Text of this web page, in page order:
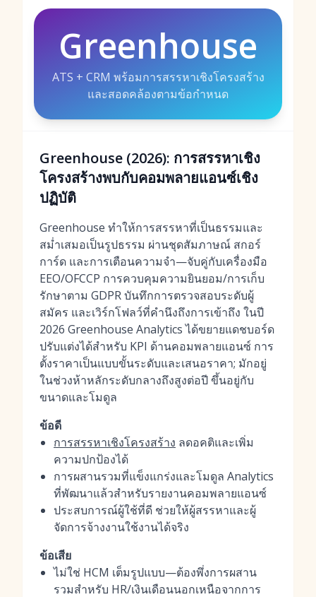
Greenhouse
ATS + CRM พร้อมการสรรหาเชิงโครงสร้าง
และสอดคล้องตามข้อกำหนด
Greenhouse (2026): การสรรหาเชิง
โครงสร้างพบกับคอมพลายแอนซ์เชิง
ปฏิบัติ
Greenhouse ทำให้การสรรหาที่เป็นธรรมและ
สม่ำเสมอเป็นรูปธรรม ผ่านชุดสัมภาษณ์ สกอร์
การ์ด และการเตือนความจำ—จับคู่กับเครื่องมือ
EEO/OFCCP การควบคุมความยินยอม/การเก็บ
รักษาตาม GDPR บันทึกการตรวจสอบระดับผู้
สมัคร และเวิร์กโฟลว์ที่คำนึงถึงการเข้าถึง ในปี
2026 Greenhouse Analytics ได้ขยายแดชบอร์ด
ปรับแต่งได้สำหรับ KPI ด้านคอมพลายแอนซ์ การ
ตั้งราคาเป็นแบบขั้นระดับและเสนอราคา; มักอยู่
ในช่วงห้าหลักระดับกลางถึงสูงต่อปี ขึ้นอยู่กับ
ขนาดและโมดูล
ข้อดี
การสรรหาเชิงโครงสร้าง ลดอคติและเพิ่ม
ความปกป้องได้
การผสานรวมที่แข็งแกร่งและโมดูล Analytics
ที่พัฒนาแล้วสำหรับรายงานคอมพลายแอนซ์
ประสบการณ์ผู้ใช้ที่ดี ช่วยให้ผู้สรรหาและผู้
จัดการจ้างงานใช้งานได้จริง
ข้อเสีย
ไม่ใช่ HCM เต็มรูปแบบ—ต้องพึ่งการผสาน
รวมสำหรับ HR/เงินเดือนนอกเหนือจากการ